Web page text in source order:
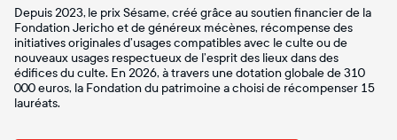
Depuis 2023, le prix Sésame, créé grâce au soutien financier de la
Fondation Jericho et de généreux mécènes, récompense des
initiatives originales d’usages compatibles avec le culte ou de
nouveaux usages respectueux de l’esprit des lieux dans des
édifices du culte. En 2026, à travers une dotation globale de 310
000 euros, la Fondation du patrimoine a choisi de récompenser 15
lauréats.